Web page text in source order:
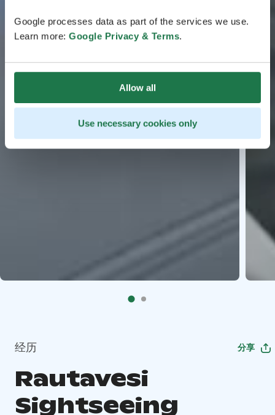
Google processes data as part of the services we use.
Learn more: Google Privacy & Terms.
Allow all
Use necessary cookies only
经历 分享
Rautavesi
Sightseeing